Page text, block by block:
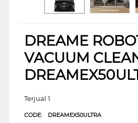
DREAME
VACUUM
Terjual 1
CODE: DREAMEX50ULTRA